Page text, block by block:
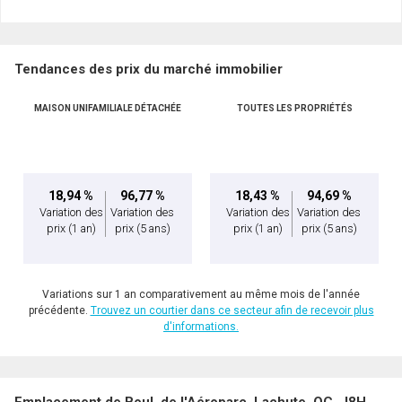
En cliquant sur le bouton « soumettre », vous consentez à nos conditions d'utilisation et
vous nous fournissez l'autorisation écrite de communiquer avec vous.
Téléphone
Tendances des prix du marché immobilier
MAISON UNIFAMILIALE DÉTACHÉE
18,94 %
Variation des
prix (1 an)
96,77 %
Variation des
prix (5 ans)
TOUTES LES PROPRIÉTÉS
18,43 %
Variation des
prix (1 an)
94,69 %
Variation des
prix (5 ans)
Variations sur 1 an comparativement au même mois de l'année
précédente. Trouvez un courtier dans ce secteur afin de recevoir plus
d'informations.